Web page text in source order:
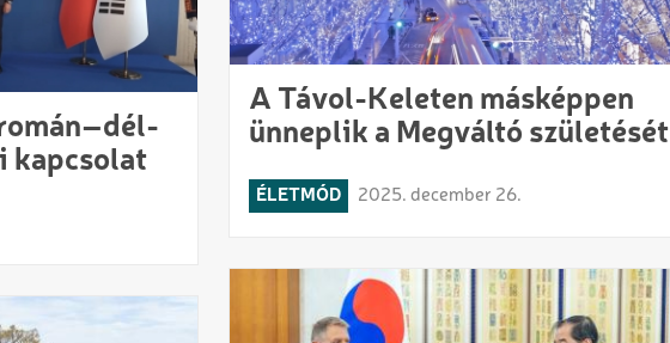
A Távol-Keleten másképpen
ünneplik a Megváltó születését
ÉLETMÓD 2025. december 26.
kapcsolat